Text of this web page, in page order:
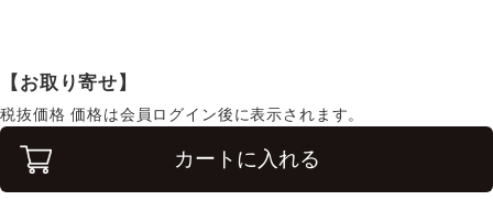
【お取り寄せ】
税抜価格 価格は会員ログイン後に表示されます。
カートに入れる